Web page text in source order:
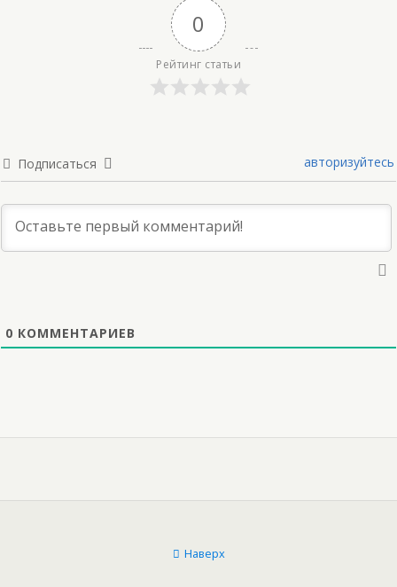
0
Рейтинг статьи
Подписаться авторизуйтесь
0 КОММЕНТАРИЕВ
Наверх